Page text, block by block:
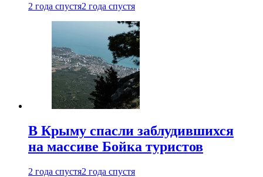
2 года спустя2 года спустя
В Крыму спасли заблудившихся
на массиве Бойка туристов
2 года спустя2 года спустя